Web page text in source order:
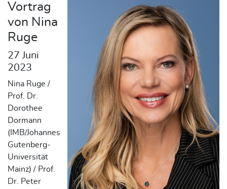
Vortrag
von Nina
Ruge
27 Juni
2023
Nina Ruge /
Prof. Dr.
Dorothee
Dormann
(IMB/Johannes
Gutenberg-
Universität
Mainz) / Prof.
Dr. Peter